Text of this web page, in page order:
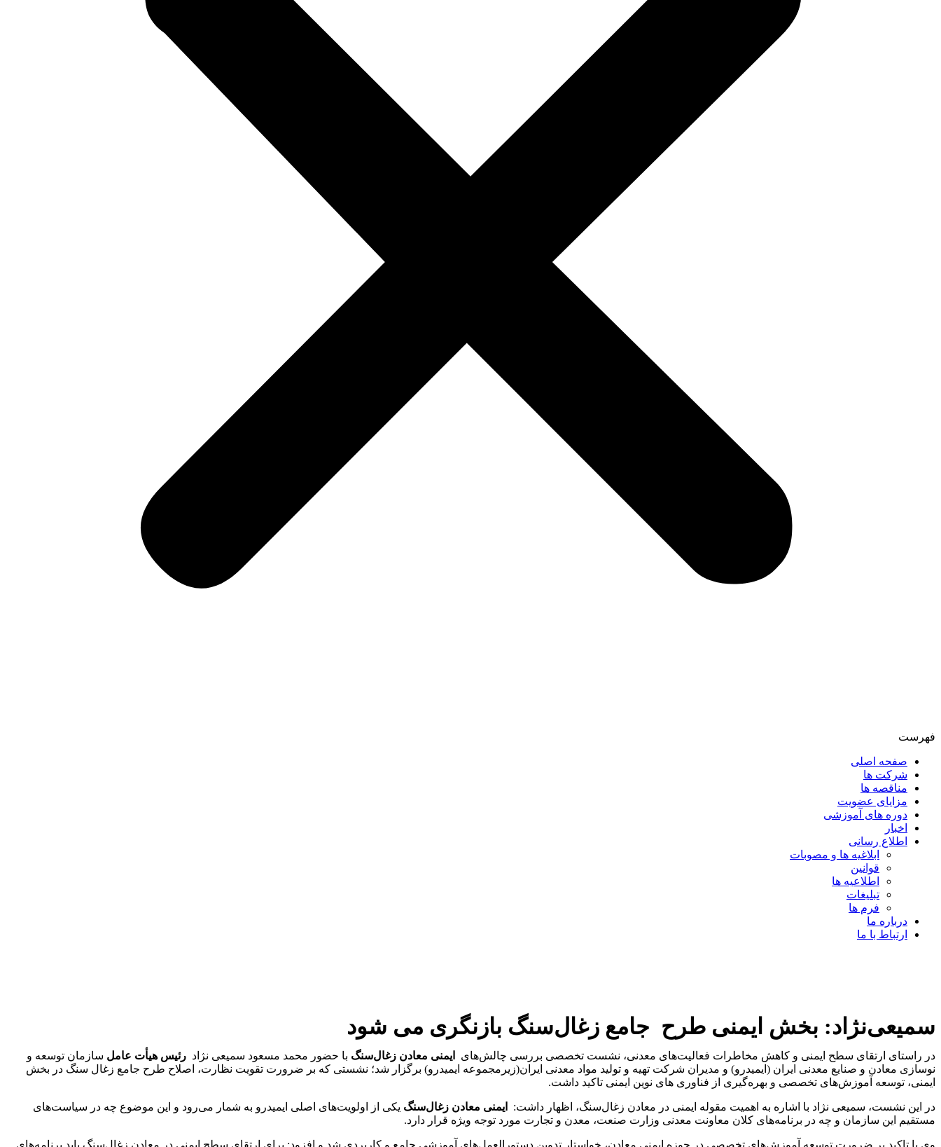
فهرست
صفحه اصلی
شرکت ها
مناقصه ها
مزایای عضویت
دوره های آموزشی
اخبار
اطلاع رسانی
ابلاغیه ها و مصوبات
قوانین
اطلاعیه ها
تبلیغات
فرم ها
درباره ما
ارتباط با ما
سمیعی‌نژاد: بخش ایمنی طرح جامع زغال‌سنگ بازنگری می شود
در راستای ارتقای سطح ایمنی و کاهش مخاطرات فعالیت‌‌های معدنی، نشست تخصصی بررسی چالش‌های ایمنی معادن زغال‌سنگ با حضور محمد مسعود سمیعی نژاد رئیس هیأت عامل سازمان توسعه و
نوسازی معادن و صنایع معدنی ایران (ایمیدرو) و مدیران شرکت تهیه و تولید مواد معدنی ایران(زیرمجموعه ایمیدرو) برگزار شد؛ نشستی که بر ضرورت تقویت نظارت، اصلاح طرح جامع زغال سنگ در بخش
ایمنی، توسعه آموزش‌های تخصصی و بهره‌گیری از فناوری‌ های نوین ایمنی تاکید داشت.
در این نشست، سمیعی ‌نژاد با اشاره به اهمیت مقوله ایمنی در معادن زغال‌سنگ، اظهار داشت: ایمنی معادن زغال‌سنگ یکی از اولویت‌‌های اصلی ایمیدرو به شمار می‌رود و این موضوع چه در سیاست‌های
مستقیم این سازمان و چه در برنامه‌های کلان معاونت معدنی وزارت صنعت، معدن و تجارت مورد توجه ویژه قرار دارد.
وی با تاکید بر ضرورت توسعه آموزش‌‌های تخصصی در حوزه ایمنی معادن، خواستار تدوین دستورالعمل‌‌های آموزشی جامع و کاربردی شد و افزود: برای ارتقای سطح ایمنی در معادن زغال‌سنگ باید برنامه‌های